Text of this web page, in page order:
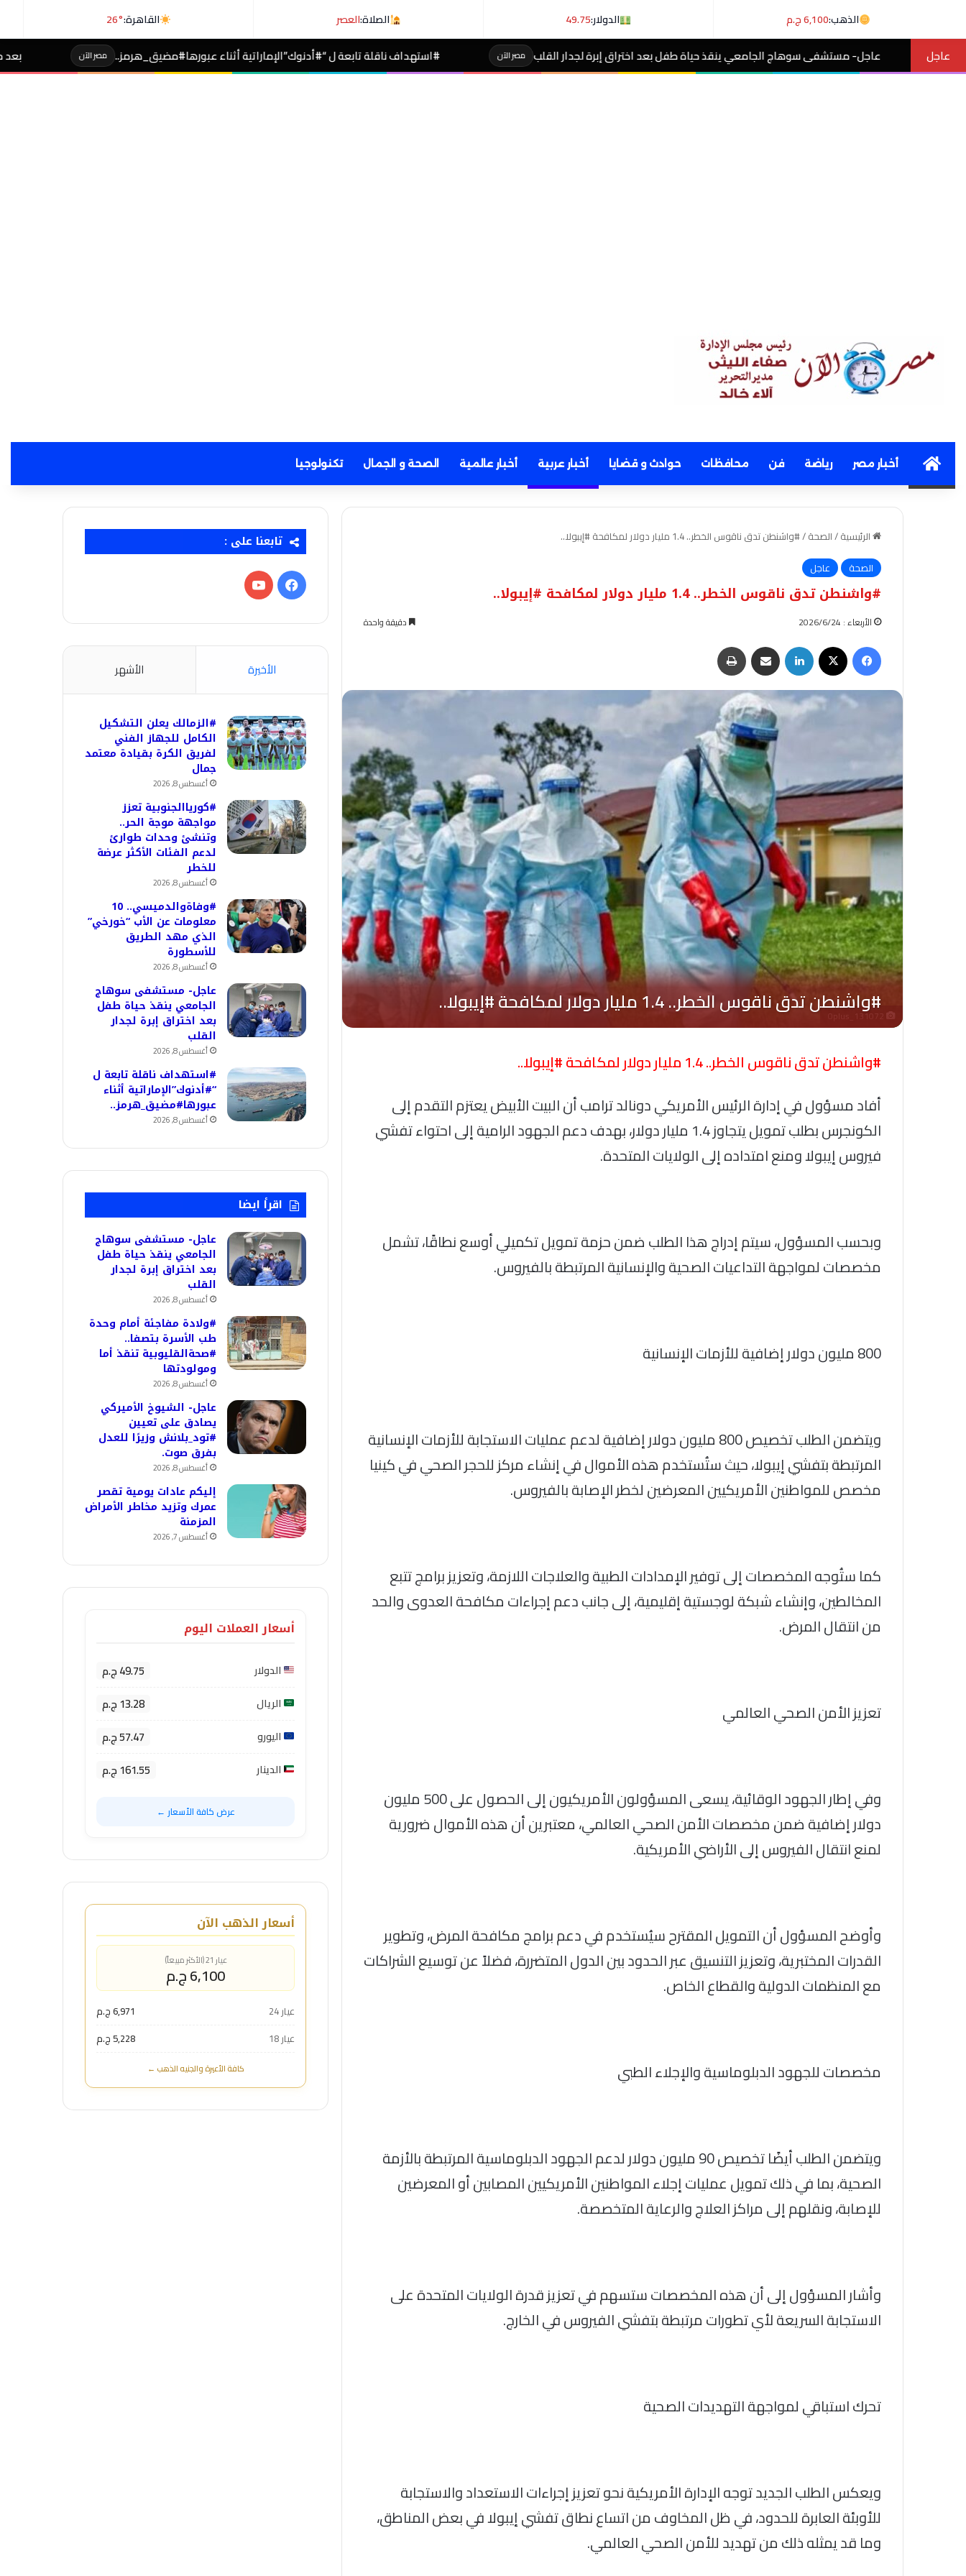
الذهب:6,100 ج.م الدولار:49.75 الصلاة:العصر القاهرة:26°
عاجل
مستشفى سوهاج الجامعي ينقذ حياة طفل بعد اختراق إبرة لجدار القلب مصر الآن #استهداف ناقلة تابعة ل “#أدنوك”الإماراتية أثناء عبورها#مضيق_هرمز.. مصر الآن بعد حفل #عمرودياب..
Homeأخبار مصر رياضة فن محافظات حوادث و قضايا أخبار عربية أخبار عالمية الصحة و الجمال تكنولوجيا
الرئيسية/الصحة/#واشنطن تدق ناقوس الخطر.. 1.4 مليار دولار لمكافحة #إيبولا..
الصحة
عاجل
#واشنطن تدق ناقوس الخطر.. 1.4 مليار دولار لمكافحة #إيبولا..
الأربعاء : 2026/6/24 دقيقة واحدة
فيسبوك لينكدإن مشاركة عبر البريد
#واشنطن تدق ناقوس الخطر.. 1.4 مليار دولار لمكافحة #إيبولا..
أفاد مسؤول في إدارة الرئيس الأمريكي دونالد ترامب أن البيت الأبيض يعتزم التقدم إلى
الكونجرس بطلب تمويل يتجاوز 1.4 مليار دولار، بهدف دعم الجهود الرامية إلى احتواء تفشي
فيروس إيبولا ومنع امتداده إلى الولايات المتحدة.
وبحسب المسؤول، سيتم إدراج هذا الطلب ضمن حزمة تمويل تكميلي أوسع نطاقًا، تشمل
مخصصات لمواجهة التداعيات الصحية والإنسانية المرتبطة بالفيروس.
800 مليون دولار إضافية للأزمات الإنسانية
ويتضمن الطلب تخصيص 800 مليون دولار إضافية لدعم عمليات الاستجابة للأزمات الإنسانية
المرتبطة بتفشي إيبولا، حيث ستُستخدم هذه الأموال في إنشاء مركز للحجر الصحي في كينيا
مخصص للمواطنين الأمريكيين المعرضين لخطر الإصابة بالفيروس.
كما ستُوجه المخصصات إلى توفير الإمدادات الطبية والعلاجات اللازمة، وتعزيز برامج تتبع
المخالطين، وإنشاء شبكة لوجستية إقليمية، إلى جانب دعم إجراءات مكافحة العدوى والحد
من انتقال المرض.
تعزيز الأمن الصحي العالمي
وفي إطار الجهود الوقائية، يسعى المسؤولون الأمريكيون إلى الحصول على 500 مليون
دولار إضافية ضمن مخصصات الأمن الصحي العالمي، معتبرين أن هذه الأموال ضرورية
لمنع انتقال الفيروس إلى الأراضي الأمريكية.
وأوضح المسؤول أن التمويل المقترح سيُستخدم في دعم برامج مكافحة المرض، وتطوير
القدرات المختبرية، وتعزيز التنسيق عبر الحدود بين الدول المتضررة، فضلاً عن توسيع الشراكات
مع المنظمات الدولية والقطاع الخاص.
مخصصات للجهود الدبلوماسية والإجلاء الطبي
ويتضمن الطلب أيضًا تخصيص 90 مليون دولار لدعم الجهود الدبلوماسية المرتبطة بالأزمة
الصحية، بما في ذلك تمويل عمليات إجلاء المواطنين الأمريكيين المصابين أو المعرضين
للإصابة، ونقلهم إلى مراكز العلاج والرعاية المتخصصة.
وأشار المسؤول إلى أن هذه المخصصات ستسهم في تعزيز قدرة الولايات المتحدة على
الاستجابة السريعة لأي تطورات مرتبطة بتفشي الفيروس في الخارج.
تحرك استباقي لمواجهة التهديدات الصحية
ويعكس الطلب الجديد توجه الإدارة الأمريكية نحو تعزيز إجراءات الاستعداد والاستجابة
للأوبئة العابرة للحدود، في ظل المخاوف من اتساع نطاق تفشي إيبولا في بعض المناطق،
وما قد يمثله ذلك من تهديد للأمن الصحي العالمي.
تابعنا على :
فيسبوك‫YouTube
الأخيرة الأشهر
#الزمالك يعلن التشكيل
الكامل للجهاز الفني
لفريق الكرة بقيادة معتمد
جمال
أغسطس 8, 2026
#كورياالجنوبية تعزز
مواجهة موجة الحر..
وتنشئ وحدات طوارئ
لدعم الفئات الأكثر عرضة
للخطر
أغسطس 8, 2026
#وفاةوالدميسي.. 10
معلومات عن الأب “خورخي”
الذي مهد الطريق
للأسطورة
أغسطس 8, 2026
عاجل- مستشفى سوهاج
الجامعي ينقذ حياة طفل
بعد اختراق إبرة لجدار
القلب
أغسطس 8, 2026
#استهداف ناقلة تابعة ل
“#أدنوك”الإماراتية أثناء
عبورها#مضيق_هرمز..
أغسطس 8, 2026
اقرأ ايضا
عاجل- مستشفى سوهاج
الجامعي ينقذ حياة طفل
بعد اختراق إبرة لجدار
القلب
أغسطس 8, 2026
#ولادة مفاجئة أمام وحدة
طب الأسرة بتصفا..
#صحةالقليوبية تنقذ أما
ومولودتها
أغسطس 8, 2026
عاجل- الشيوخ الأميركي
يصادق على تعيين
#تود_بلانش وزيرًا للعدل
بفرق صوت.
أغسطس 8, 2026
إليكم عادات يومية تقصر
عمرك وتزيد مخاطر الأمراض
المزمنة
أغسطس 7, 2026
أسعار العملات اليوم
الدولار 49.75 ج.م
الريال 13.28 ج.م
اليورو 57.47 ج.م
الدينار 161.55 ج.م
عرض كافة الأسعار ←
أسعار الذهب الآن
عيار 21 (الأكثر مبيعاً)
6,100 ج.م
عيار 24
6,971 ج.م
عيار 18
5,228 ج.م
كافة الأعيرة والجنيه الذهب ←